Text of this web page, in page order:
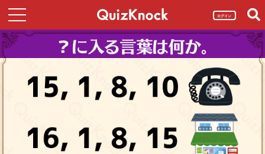
ログイン